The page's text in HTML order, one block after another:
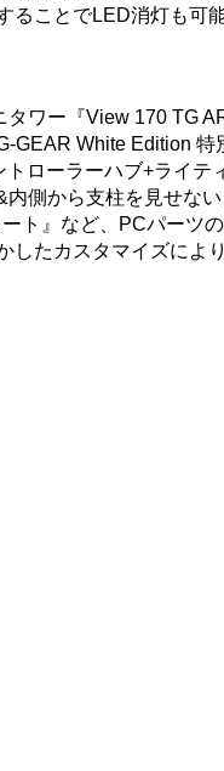
ることでLED消灯も可能
ワー『View 170 TG
GEAR White Edition 特
ローラーハブ+ライテ
側から支柱を見せな
ト』など、PCパーツ
したカスタマイズによ